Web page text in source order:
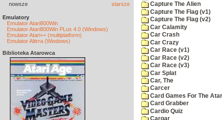
nowsze starsze
Emulatory
Emulator Atari800Win
Emulator Atari800Win PLus 4.0 (Windows)
Emulator Atari++ (multiplatform)
Emulator Altirra (Windows)
Biblioteka Atarowca
Capture The Alien
Capture The Flag (v1)
Capture The Flag (v2)
Car Calamity
Car Crash
Car Crazy
Car Race (v1)
Car Race (v2)
Car Race (v3)
Car Splat
Car, The
Carcer
Card Games For The
Card Grabber
Cardio Quiz
Cargar